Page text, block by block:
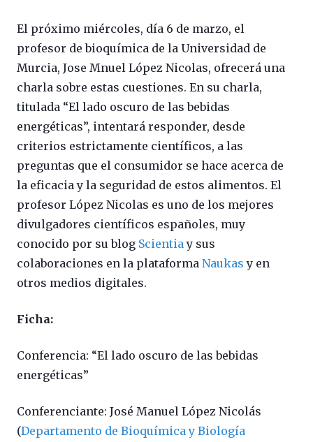
El próximo miércoles, día 6 de marzo, el
profesor de bioquímica de la Universidad de
Murcia, Jose Mnuel López Nicolas, ofrecerá una
charla sobre estas cuestiones. En su charla,
titulada “El lado oscuro de las bebidas
energéticas”, intentará responder, desde
criterios estrictamente científicos, a las
preguntas que el consumidor se hace acerca de
la eficacia y la seguridad de estos alimentos. El
profesor López Nicolas es uno de los mejores
divulgadores científicos españoles, muy
conocido por su blog Scientia y sus
colaboraciones en la plataforma Naukas y en
otros medios digitales.
Ficha:
Conferencia: “El lado oscuro de las bebidas
energéticas”
Conferenciante: José Manuel López Nicolás
(Departamento de Bioquímica y Biología